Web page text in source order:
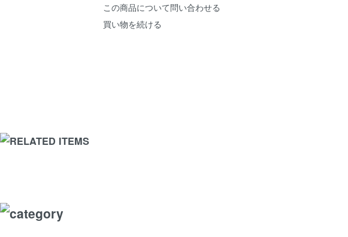
この商品について問い合わせる
買い物を続ける